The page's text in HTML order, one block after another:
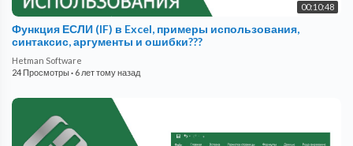
00:10:48
Функция ЕСЛИ (IF) в Excel, примеры использования,
синтаксис, аргументы и ошибки???
Hetman Software
24 Просмотры· 6 лет тому назад